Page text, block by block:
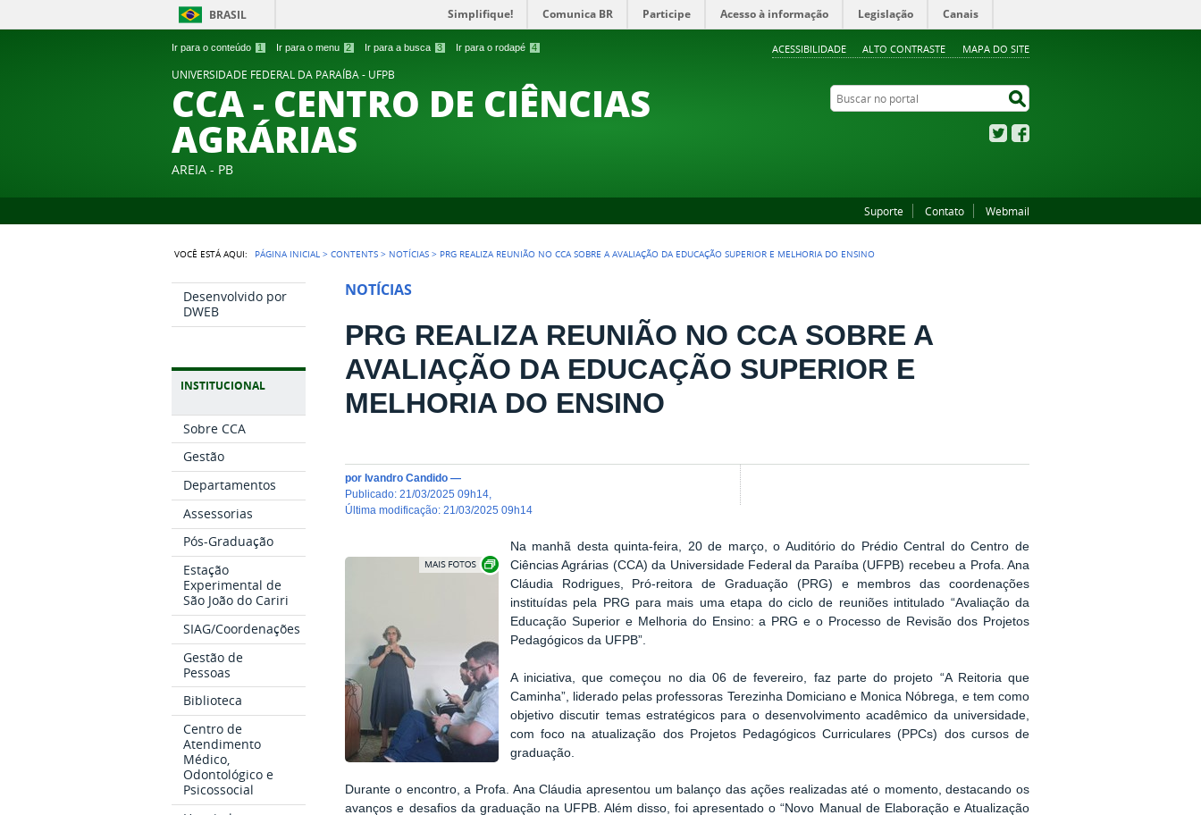
Ir para o conteúdo 1 Ir para o menu 2 Ir para a busca 3 Ir para o rodapé 4 ACESSIBILIDADE ALTO CONTRASTE MAPA DO SITE
BRASIL Simplifique! Comunica BR Participe Acesso à informação Legislação Canais
UNIVERSIDADE FEDERAL DA PARAÍBA - UFPB
CCA - CENTRO DE CIÊNCIAS
AGRÁRIAS
AREIA - PB
Buscar no portal
Twitter
Suporte Contato Webmail
VOCÊ ESTÁ AQUI: PÁGINA INICIAL >CONTENTS > NOTÍCIAS > PRG REALIZA REUNIÃO NO CCA SOBRE A AVALIAÇÃO DA EDUCAÇÃO SUPERIOR E MELHORIA DO ENSINO
Desenvolvido por
DWEB
INSTITUCIONAL
Sobre CCA
Gestão
Departamentos
Assessorias
Pós-Graduação
Estação
Experimental de
São João do Cariri
SIAG/Coordenações
Gestão de
Pessoas
Biblioteca
Centro de
Atendimento
Médico,
Odontológico e
Psicossocial
NOTÍCIAS
PRG REALIZA REUNIÃO NO CCA SOBRE A
AVALIAÇÃO DA EDUCAÇÃO SUPERIOR E
MELHORIA DO ENSINO
por Ivandro Candido —
publicado:21/03/2025 09h14
última modificação:21/03/2025 09h14
Exibir carrossel de imagens
Na manhã desta quinta-feira, 20 de março, o Auditório do Prédio Central do Centro de
Ciências Agrárias (CCA) da Universidade Federal da Paraíba (UFPB) recebeu a Profa. Ana
Cláudia Rodrigues, Pró-reitora de Graduação (PRG) e membros das coordenações
instituídas pela PRG para mais uma etapa do ciclo de reuniões intitulado “Avaliação da
Educação Superior e Melhoria do Ensino: a PRG e o Processo de Revisão dos Projetos
Pedagógicos da UFPB”.
A iniciativa, que começou no dia 06 de fevereiro, faz parte do projeto “A Reitoria que
Caminha”, liderado pelas professoras Terezinha Domiciano e Monica Nóbrega, e tem como
objetivo discutir temas estratégicos para o desenvolvimento acadêmico da universidade,
com foco na atualização dos Projetos Pedagógicos Curriculares (PPCs) dos cursos de
graduação.
Durante o encontro, a Profa. Ana Cláudia apresentou um balanço das ações realizadas até o momento, destacando os
avanços e desafios da graduação na UFPB. Além disso, foi apresentado o “Novo Manual de Elaboração e Atualização